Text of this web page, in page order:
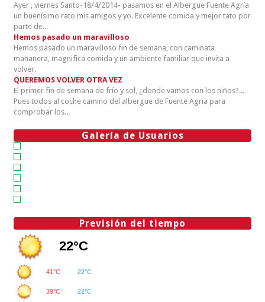
Ayer , viernes Santo-18/4/2014- pasamos en el Albergue Fuente Agría
un buenísimo rato mis amigos y yo. Excelente comida y mejor tato por
parte de...
Hemos pasado un maravilloso
Hemos pasado un maravilloso fin de semana, con caminata
mañanera, magnifica comida y un ambiente familiar que invita a
volver.
QUEREMOS VOLVER OTRA VEZ
El primer fin de semana de frío y sol, ¿donde vamos con los niños?...
Pues todos al coche camino del albergue de Fuente Agria para
comprobar los...
Galería de Usuarios
Previsión del tiempo